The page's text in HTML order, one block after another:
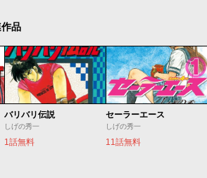
品
バリバリ伝説
しげの秀一
1話無料
セーラーエース
しげの秀一
11話無料